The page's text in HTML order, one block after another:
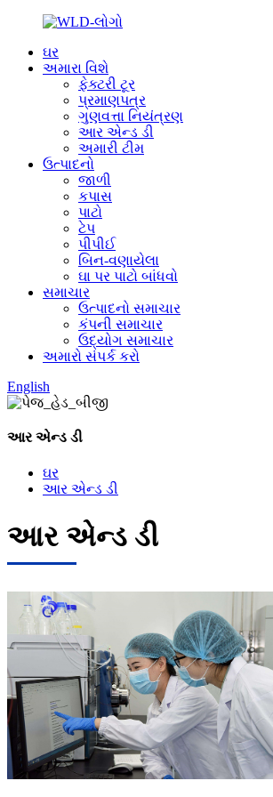
ઘર
અમારા વિશે
ફેક્ટરી ટૂર
પ્રમાણપત્ર
ગુણવત્તા નિયંત્રણ
આર એન્ડ ડી
અમારી ટીમ
ઉત્પાદનો
જાળી
કપાસ
પાટો
ટેપ
પીપીઈ
બિન-વણાયેલા
ઘા પર પાટો બાંધવો
સમાચાર
ઉત્પાદનો સમાચાર
કંપની સમાચાર
ઉદ્યોગ સમાચાર
અમારો સંપર્ક કરો
English
આર એન્ડ ડી
ઘર
આર એન્ડ ડી
આર એન્ડ ડી